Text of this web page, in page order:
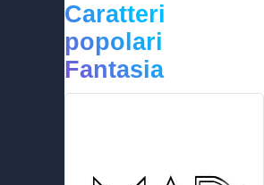
Caratteri
popolari
Fantasia